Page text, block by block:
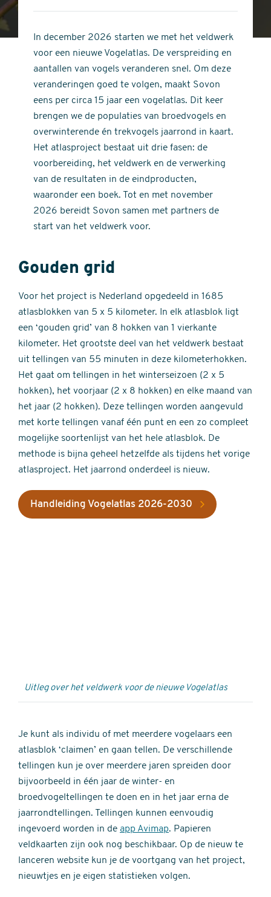
stars
of
stars
In december 2026 starten we met het veldwerk
voor een nieuwe Vogelatlas. De verspreiding en
aantallen van vogels veranderen snel. Om deze
veranderingen goed te volgen, maakt Sovon
eens per circa 15 jaar een vogelatlas. Dit keer
brengen we de populaties van broedvogels en
overwinterende én trekvogels jaarrond in kaart.
Het atlasproject bestaat uit drie fasen: de
voorbereiding, het veldwerk en de verwerking
van de resultaten in de eindproducten,
waaronder een boek. Tot en met november
2026 bereidt Sovon samen met partners de
start van het veldwerk voor.
Gouden grid
Voor het project is Nederland opgedeeld in 1685
atlasblokken van 5 x 5 kilometer. In elk atlasblok ligt
een ‘gouden grid’ van 8 hokken van 1 vierkante
kilometer. Het grootste deel van het veldwerk bestaat
uit tellingen van 55 minuten in deze kilometerhokken.
Het gaat om tellingen in het winterseizoen (2 x 5
hokken), het voorjaar (2 x 8 hokken) en elke maand van
het jaar (2 hokken). Deze tellingen worden aangevuld
met korte tellingen vanaf één punt en een zo compleet
mogelijke soortenlijst van het hele atlasblok. De
methode is bijna geheel hetzelfde als tijdens het vorige
atlasproject. Het jaarrond onderdeel is nieuw.
Handleiding Vogelatlas 2026-2030
Uitleg over het veldwerk voor de nieuwe Vogelatlas
Je kunt als individu of met meerdere vogelaars een
atlasblok ‘claimen’ en gaan tellen. De verschillende
tellingen kun je over meerdere jaren spreiden door
bijvoorbeeld in één jaar de winter- en
broedvogeltellingen te doen en in het jaar erna de
jaarrondtellingen. Tellingen kunnen eenvoudig
ingevoerd worden in de app Avimap. Papieren
veldkaarten zijn ook nog beschikbaar. Op de nieuw te
lanceren website kun je de voortgang van het project,
nieuwtjes en je eigen statistieken volgen.